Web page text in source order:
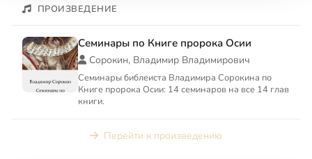
ПРОИЗВЕДЕНИЕ
Семинары по Книге пророка Осии
Сорокин, Владимир Владимирович
Семинары библеиста Владимира Сорокина по
Книге пророка Осии: 14 семинаров на все 14 глав
книги.
Перейти к произведению